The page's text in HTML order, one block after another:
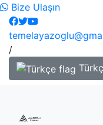
Bize Ulaşın
/